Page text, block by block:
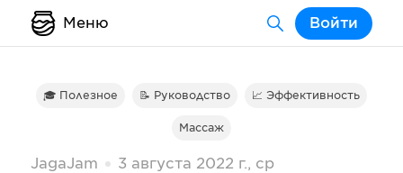
Меню Войти
🎓 Полезное 📝 Руководство 📈 Эффективность
Массаж
JagaJam 3 августа 2022 г., ср